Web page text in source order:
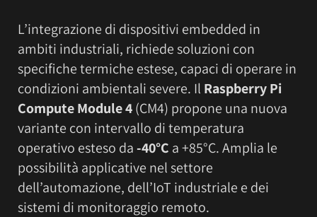
L’integrazione di dispositivi embedded in
ambiti industriali, richiede soluzioni con
specifiche termiche estese, capaci di operare in
condizioni ambientali severe. Il Raspberry Pi
Compute Module 4(CM4) propone una nuova
variante con intervallo di temperatura
operativo esteso da-40°C a +85°C. Amplia le
possibilità applicative nel settore
dell’automazione, dell’IoT industriale e dei
sistemi di monitoraggio remoto.